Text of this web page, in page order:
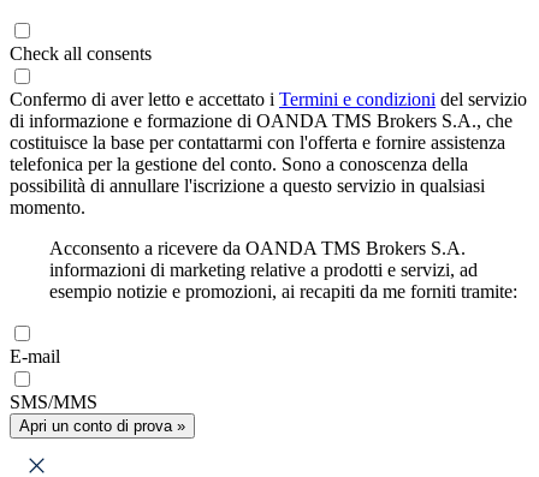
Check all consents
Confermo di aver letto e accettato i Termini e condizioni del servizio
di informazione e formazione di OANDA TMS Brokers S.A., che
costituisce la base per contattarmi con l'offerta e fornire assistenza
telefonica per la gestione del conto. Sono a conoscenza della
possibilità di annullare l'iscrizione a questo servizio in qualsiasi
momento.
Acconsento a ricevere da OANDA TMS Brokers S.A.
informazioni di marketing relative a prodotti e servizi, ad
esempio notizie e promozioni, ai recapiti da me forniti tramite:
E-mail
SMS/MMS
Apri un conto di prova »